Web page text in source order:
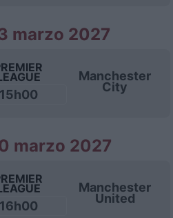
marzo 2027
15h00
Manchester
City
marzo 2027
16h00
Manchester
United